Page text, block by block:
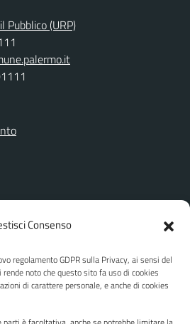
Consenso
regolamento GDPR sulla Privacy, ai sensi del
noto che questo sito fa uso di cookies
di carattere personale, e anche di cookies
Pubblico (URP)